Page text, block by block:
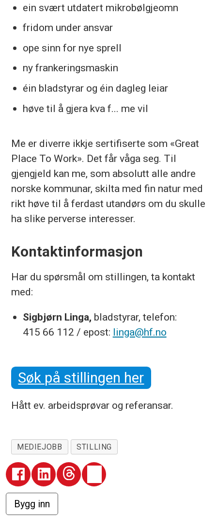
ein svært utdatert mikrobølgjeomn
fridom under ansvar
ope sinn for nye sprell
ny frankeringsmaskin
éin bladstyrar og éin dagleg leiar
høve til å gjera kva f... me vil
Me er diverre ikkje sertifiserte som «Great
Place To Work». Det får våga seg. Til
gjengjeld kan me, som absolutt alle andre
norske kommunar, skilta med fin natur med
rikt høve til å ferdast utandørs om du skulle
ha slike perverse interesser.
Kontaktinformasjon
Har du spørsmål om stillingen, ta kontakt
med:
Sigbjørn Linga, bladstyrar, telefon:
415 66 112 / epost: linga@hf.no
Søk på stillingen her
Hått ev. arbeidsprøvar og referansar.
MEDIEJOBB STILLING